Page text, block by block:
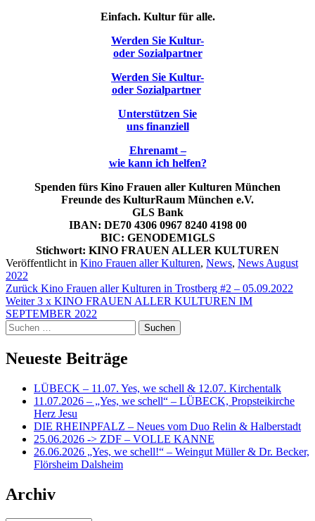
Einfach. Kultur für alle.
Werden Sie Kultur-
oder Sozialpartner
Werden Sie Kultur-
oder Sozialpartner
Unterstützen Sie
uns finanziell
Ehrenamt –
wie kann ich helfen?
Spenden fürs Kino Frauen aller Kulturen München
Freunde des KulturRaum München e.V.
GLS Bank
IBAN: DE70 4306 0967 8240 4198 00
BIC: GENODEM1GLS
Stichwort: KINO FRAUEN ALLER KULTUREN
Veröffentlicht in Kino Frauen aller Kulturen, News, News August
2022
Beitragsnavigation
Zurück Kino Frauen aller Kulturen in Trostberg #2 – 05.09.2022
Weiter3 x KINO FRAUEN ALLER KULTUREN IM
SEPTEMBER 2022
Suchen
nach:
Neueste Beiträge
LÜBECK – 11.07. Yes, we schell & 12.07. Kirchentalk
11.07.2026 – „Yes, we schell“ – LÜBECK, Propsteikirche
Herz Jesu
DIE RHEINPFALZ – Neues vom Duo Relin & Halberstadt
25.06.2026 -> ZDF – VOLLE KANNE
26.06.2026 „Yes, we schell!“ – Weingut Müller & Dr. Becker,
Flörsheim Dalsheim
Archiv